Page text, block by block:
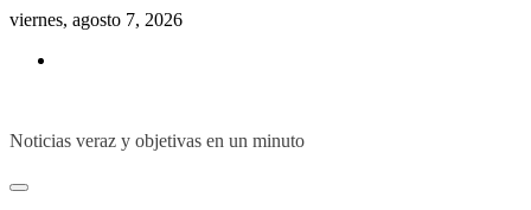
Skip
content
viernes, agosto 7, 2026
Noticias veraz y objetivas en un minuto